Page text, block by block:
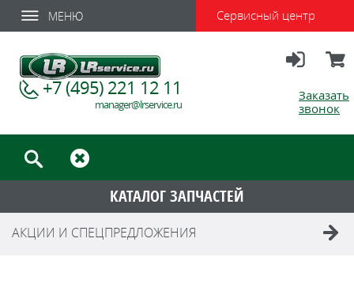
МЕНЮ Сервисный центр
Заказать
звонок
+7 (495) 221 12 11
manager@lrservice.ru
КАТАЛОГ ЗАПЧАСТЕЙ
АКЦИИ И СПЕЦПРЕДЛОЖЕНИЯ